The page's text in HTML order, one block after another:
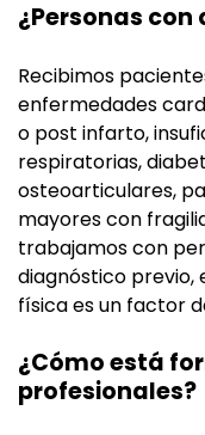
¿Personas
Recibimos
enfermedades
o post infarto,
respiratorias,
osteoarticulares,
mayores con
trabajamos con
diagnóstico previo,
física es un factor
¿Cómo está
profesionales?